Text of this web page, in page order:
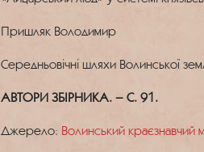
Пришляк Володимир
Середньовічні шляхи Волинської
АВТОРИ ЗБІРНИКА. – С. 91.
Джерело: Волинський краєзнавчий